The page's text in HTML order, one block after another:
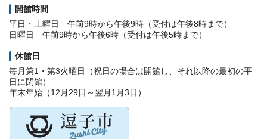
開館時間
平日・土曜日 午前9時から午後9時（受付は午後8時まで）
日曜日 午前9時から午後6時（受付は午後5時まで）
休館日
毎月第1・第3火曜日（祝日の場合は開館し、それ以降の最初の平
日に閉館）
年末年始（12月29日～翌月1月3日）